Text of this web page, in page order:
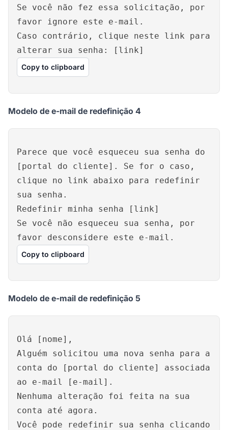
Se você não fez essa solicitação, por
favor ignore este e-mail.
Caso contrário, clique neste link para
alterar sua senha: [link]
Copy to clipboard
Modelo de e-mail de redefinição 4
Parece que você esqueceu sua senha do
[portal do cliente]. Se for o caso,
clique no link abaixo para redefinir
sua senha.
Redefinir minha senha [link]
Se você não esqueceu sua senha, por
favor desconsidere este e-mail.
Copy to clipboard
Modelo de e-mail de redefinição 5
Olá [nome],
Alguém solicitou uma nova senha para a
conta do [portal do cliente] associada
ao e-mail [e-mail].
Nenhuma alteração foi feita na sua
conta até agora.
Você pode redefinir sua senha clicando